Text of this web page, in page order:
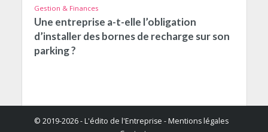
Gestion & Finances
Une entreprise a-t-elle l’obligation
d’installer des bornes de recharge sur son
parking ?
© 2019-2026 - L'édito de l'Entreprise -Mentions légales